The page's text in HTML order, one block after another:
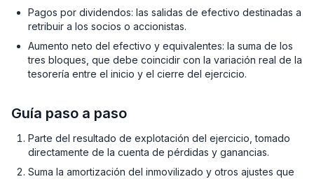
Pagos por dividendos: las salidas de efectivo destinadas a
retribuir a los socios o accionistas.
Aumento neto del efectivo y equivalentes: la suma de los
tres bloques, que debe coincidir con la variación real de la
tesorería entre el inicio y el cierre del ejercicio.
Guía paso a paso
Parte del resultado de explotación del ejercicio, tomado
directamente de la cuenta de pérdidas y ganancias.
Suma la amortización del inmovilizado y otros ajustes que